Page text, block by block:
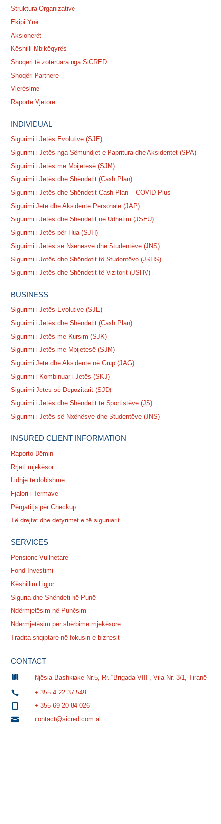
Struktura Organizative
Ekipi Ynë
Aksionerët
Këshilli Mbikëqyrës
Shoqëri të zotëruara nga SiCRED
Shoqëri Partnere
Vlerësime
Raporte Vjetore
INDIVIDUAL
Sigurimi i Jetës Evolutive (SJE)
Sigurimi i Jetës nga Sëmundjet e Papritura dhe Aksidentet (SPA)
Sigurimi i Jetës me Mbijetesë (SJM)
Sigurimi i Jetës dhe Shëndetit (Cash Plan)
Sigurimi i Jetës dhe Shëndetit Cash Plan – COVID Plus
Sigurimi Jetë dhe Aksidente Personale (JAP)
Sigurimi i Jetës dhe Shëndetit në Udhëtim (JSHU)
Sigurimi i Jetës për Hua (SJH)
Sigurimi i Jetës së Nxënësve dhe Studentëve (JNS)
Sigurimi i Jetës dhe Shëndetit të Studentëve (JSHS)
Sigurimi i Jetës dhe Shëndetit të Vizitorit (JSHV)
BUSINESS
Sigurimi i Jetës Evolutive (SJE)
Sigurimi i Jetës dhe Shëndetit (Cash Plan)
Sigurimi i Jetës me Kursim (SJK)
Sigurimi i Jetës me Mbijetesë (SJM)
Sigurimi Jetë dhe Aksidente në Grup (JAG)
Sigurimi i Kombinuar i Jetës (SKJ)
Sigurimi Jetës së Depozitarit (SJD)
Sigurimi i Jetës dhe Shëndetit të Sportistëve (JS)
Sigurimi i Jetës së Nxënësve dhe Studentëve (JNS)
INSURED CLIENT INFORMATION
Raporto Dëmin
Rrjeti mjekësor
Lidhje të dobishme
Fjalori i Termave
Përgatitja për Checkup
Të drejtat dhe detyrimet e të siguruarit
SERVICES
Pensione Vullnetare
Fond Investimi
Këshillim Ligjor
Siguria dhe Shëndeti në Punë
Ndërmjetësim në Punësim
Ndërmjetësim për shërbime mjekësore
Tradita shqiptare në fokusin e biznesit
CONTACT
 Njësia Bashkiake Nr.5, Rr. “Brigada VIII”, Vila Nr. 3/1, Tiranë

+ 355 4 22 37 549
+ 355 69 20 84 026

contact@sicred.com.al